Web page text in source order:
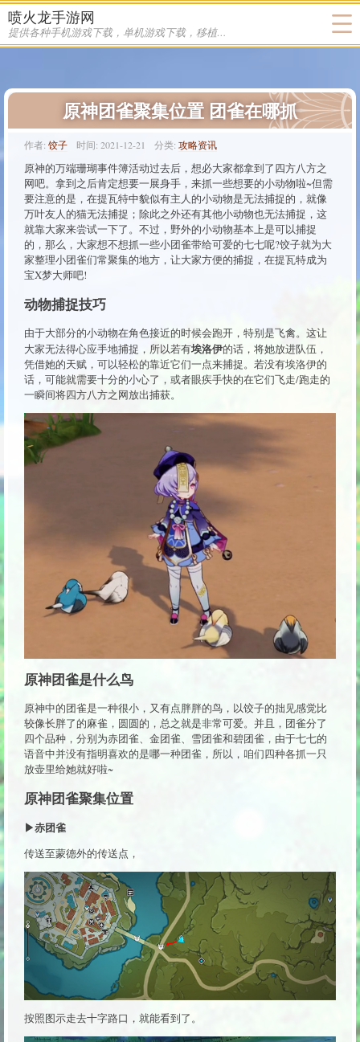
喷火龙手游网
提供各种手机游戏下载，单机游戏下载，移植游戏下载
原神团雀聚集位置 团雀在哪抓
作者: 饺子 时间: 2021-12-21 分类: 攻略资讯
原神的万端珊瑚事件簿活动过去后，想必大家都拿到了四方八方之
网吧。拿到之后肯定想要一展身手，来抓一些想要的小动物啦~但需
要注意的是，在提瓦特中貌似有主人的小动物是无法捕捉的，就像
万叶友人的猫无法捕捉；除此之外还有其他小动物也无法捕捉，这
就靠大家来尝试一下了。不过，野外的小动物基本上是可以捕捉
的，那么，大家想不想抓一些小团雀带给可爱的七七呢?饺子就为大
家整理小团雀们常聚集的地方，让大家方便的捕捉，在提瓦特成为
宝X梦大师吧!
动物捕捉技巧
由于大部分的小动物在角色接近的时候会跑开，特别是飞禽。这让
大家无法得心应手地捕捉，所以若有埃洛伊的话，将她放进队伍，
凭借她的天赋，可以轻松的靠近它们一点来捕捉。若没有埃洛伊的
话，可能就需要十分的小心了，或者眼疾手快的在它们飞走/跑走的
一瞬间将四方八方之网放出捕获。
原神团雀是什么鸟
原神中的团雀是一种很小，又有点胖胖的鸟，以饺子的拙见感觉比
较像长胖了的麻雀，圆圆的，总之就是非常可爱。并且，团雀分了
四个品种，分别为赤团雀、金团雀、雪团雀和碧团雀，由于七七的
语音中并没有指明喜欢的是哪一种团雀，所以，咱们四种各抓一只
放壶里给她就好啦~
原神团雀聚集位置
▶赤团雀
传送至蒙德外的传送点，
按照图示走去十字路口，就能看到了。